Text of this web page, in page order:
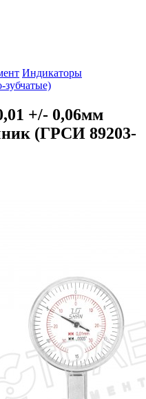
Индикаторы
+/- 0,06мм
(ГРСИ 89203-